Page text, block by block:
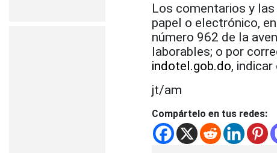
Los comentarios y
papel o electrónico,
número 962 de la
laborables; o por
indotel.gob.do,
jt/am
Compártelo en tus redes: